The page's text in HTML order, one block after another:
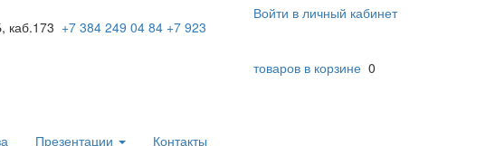
каб.173 +7 384 249 04 84 +7 923
Войти в личный кабинет
товаров в корзине 0
Презентации Контакты